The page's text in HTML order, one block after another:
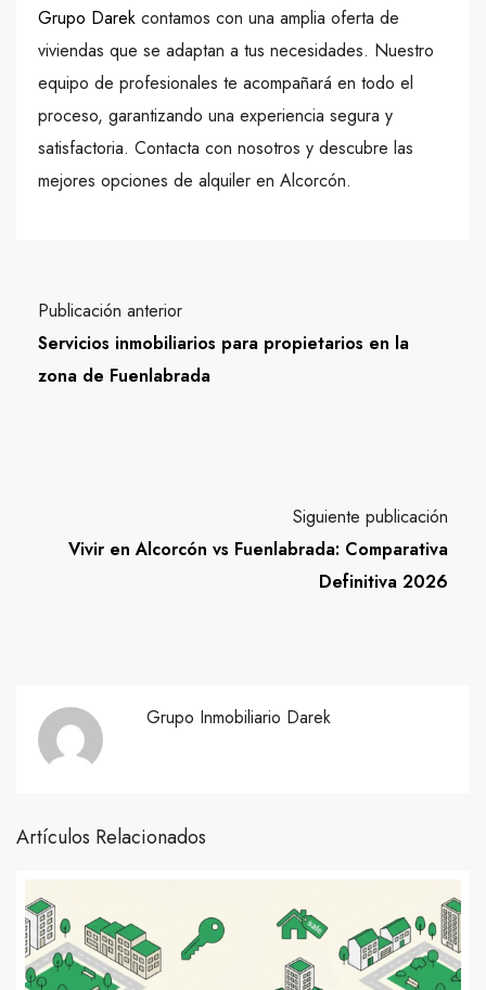
Grupo Darek contamos con una amplia oferta de
viviendas que se adaptan a tus necesidades. Nuestro
equipo de profesionales te acompañará en todo el
proceso, garantizando una experiencia segura y
satisfactoria. Contacta con nosotros y descubre las
mejores opciones de alquiler en Alcorcón.
Publicación anterior
Servicios inmobiliarios para propietarios en la
zona de Fuenlabrada
Siguiente publicación
Vivir en Alcorcón vs Fuenlabrada: Comparativa
Definitiva 2026
Grupo Inmobiliario Darek
Artículos Relacionados